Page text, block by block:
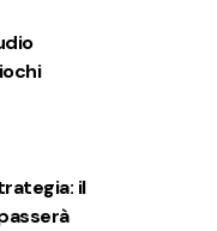
il